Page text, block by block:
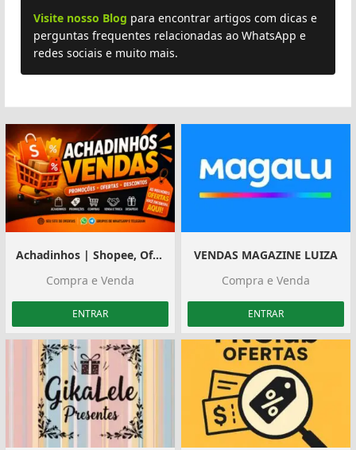
Visite nosso Blog para encontrar artigos com dicas e
perguntas frequentes relacionadas ao WhatsApp e
redes sociais e muito mais.
Plus
Achadinhos | Shopee, Ofertas e Divulgação
Compra e Venda
ENTRAR
VENDAS MAGAZINE LUIZA
Compra e Venda
ENTRAR